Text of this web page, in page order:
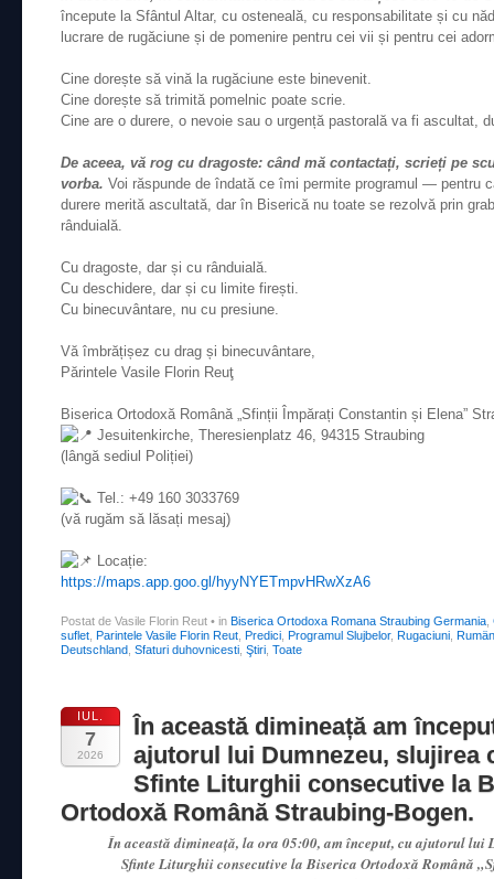
începute la Sfântul Altar, cu osteneală, cu responsabilitate și cu
lucrare de rugăciune și de pomenire pentru cei vii și pentru cei
Cine dorește să vină la rugăciune este binevenit.
Cine dorește să trimită pomelnic poate scrie.
Cine are o durere, o nevoie sau o urgență pastorală va fi ascultat,
De aceea, vă rog cu dragoste: când mă contactați, scrieți pe
vorba. Voi răspunde de îndată ce îmi permite programul — pentru
durere merită ascultată, dar în Biserică nu toate se rezolvă prin
rânduială.
Cu dragoste, dar și cu rânduială.
Cu deschidere, dar și cu limite firești.
Cu binecuvântare, nu cu presiune.
Vă îmbrățișez cu drag și binecuvântare,
Părintele Vasile Florin Reuţ
Biserica Ortodoxă Română „Sfinții Împărați Constantin și Elena”
Jesuitenkirche, Theresienplatz 46, 94315 Straubing
(lângă sediul Poliției)
Tel.: +49 160 3033769
(vă rugăm să lăsați mesaj)
Locație:
https://maps.app.goo.gl/hyyNYETmpvHRwXzA6
Postat de Vasile Florin Reut • in Biserica Ortodoxa Romana Straubing Germania
suflet Parintele Vasile Florin Reut Predici Programul Slujbelor, Rugaciuni
Deutschland Sfaturi duhovnicesti Ştiri Toate
IUL.
7
2026
În această dimineață am
ajutorul lui Dumnezeu, slujirea
Sfinte Liturghii consecutive la
Ortodoxă Română Straubing-Bogen.
În această dimineață, la ora 05:00, am început, cu ajutorul lui
Sfinte Liturghii consecutive la Biserica Ortodoxă Română